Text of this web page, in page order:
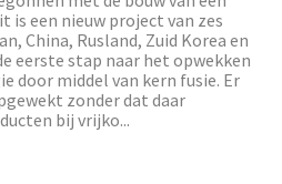
is een nieuw project van zes
China, Rusland, Zuid Korea en
eerste stap naar het opwekken
door middel van kern fusie. Er
zonder dat daar
bij vrijko...